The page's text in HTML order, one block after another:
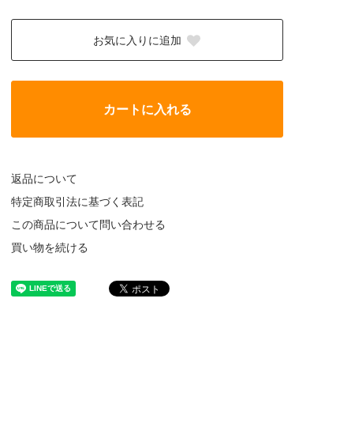
お気に入りに追加
カートに入れる
返品について
特定商取引法に基づく表記
この商品について問い合わせる
買い物を続ける